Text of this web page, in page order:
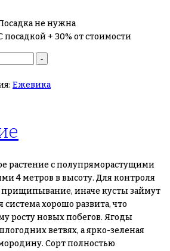
не нужна
посадкой + 30% от стоимости
-
Ежевика
растение с полупряморастущими
4 метров в высоту. Для контроля
прищипывание, иначе кусты займут
система хорошо развита, что
росту новых побегов. Ягоды
ветвях, а ярко-зеленая
Сорт полностью